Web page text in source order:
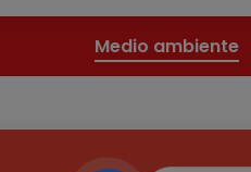
Medio ambiente